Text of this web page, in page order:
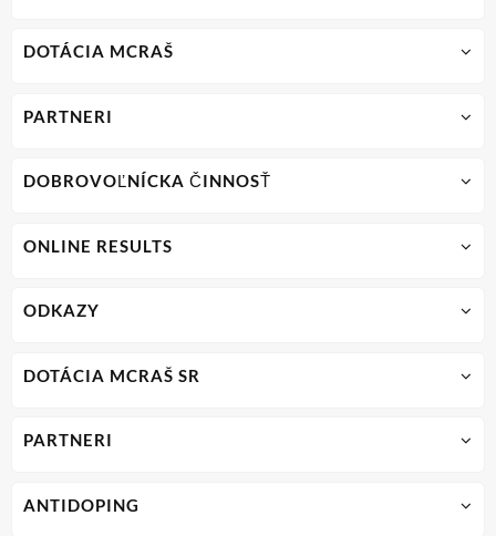
DOTÁCIA MCRAŠ
PARTNERI
DOBROVOĽNÍCKA ČINNOSŤ
ONLINE RESULTS
ODKAZY
DOTÁCIA MCRAŠ SR
PARTNERI
ANTIDOPING